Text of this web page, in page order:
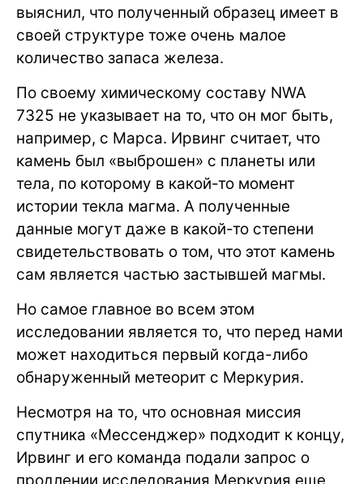
выяснил, что полученный образец имеет в
своей структуре тоже очень малое
количество запаса железа.
По своему химическому составу NWA
7325 не указывает на то, что он мог быть,
например, с Марса. Ирвинг считает, что
камень был «выброшен» с планеты или
тела, по которому в какой-то момент
истории текла магма. А полученные
данные могут даже в какой-то степени
свидетельствовать о том, что этот камень
сам является частью застывшей магмы.
Но самое главное во всем этом
исследовании является то, что перед нами
может находиться первый когда-либо
обнаруженный метеорит с Меркурия.
Несмотря на то, что основная миссия
спутника «Мессенджер» подходит к концу,
Ирвинг и его команда подали запрос о
продлении исследования Меркурия еще